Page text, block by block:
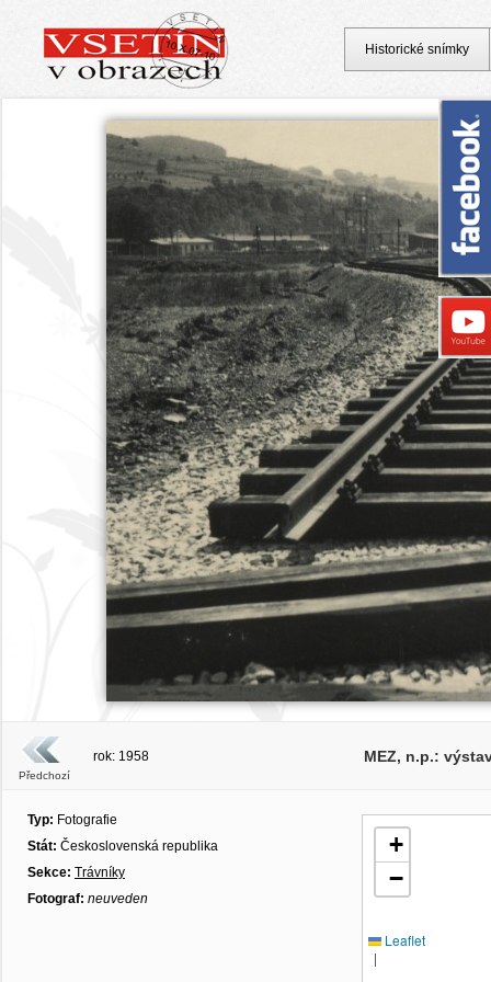
Předchozí
rok: 1958 MEZ, n.p.:
Typ: Fotografie
Stát: Československá republika
Sekce: Trávníky
Fotograf: neuveden
+
−
Leaflet
|
Historické snímky